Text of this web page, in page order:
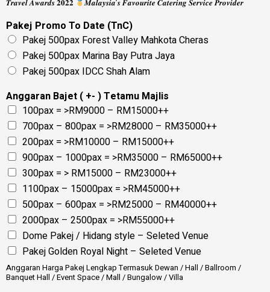
𝑻𝒓𝒂𝒗𝒆𝒍 𝑨𝒘𝒂𝒓𝒅𝒔 𝟐𝟎𝟐𝟐 𝑴𝒂𝒍𝒂𝒚𝒔𝒊𝒂’𝒔 𝑭𝒂𝒗𝒐𝒖𝒓𝒊𝒕𝒆 𝑪𝒂𝒕𝒆𝒓𝒊𝒏𝒈 𝑺𝒆𝒓𝒗𝒊𝒄𝒆 𝑷𝒓𝒐𝒗𝒊𝒅𝒆𝒓
Pakej Promo To Date (TnC)
Pakej 500pax Forest Valley Mahkota Cheras
Pakej 500pax Marina Bay Putra Jaya
Pakej 500pax IDCC Shah Alam
Anggaran Bajet ( +- ) Tetamu Majlis
100pax = >RM9000 – RM15000++
700pax – 800pax = >RM28000 – RM35000++
200pax = >RM10000 – RM15000++
900pax – 1000pax = >RM35000 – RM65000++
300pax = > RM15000 – RM23000++
1100pax – 15000pax = >RM45000++
500pax – 600pax = >RM25000 – RM40000++
2000pax – 2500pax = >RM55000++
Dome Pakej / Hidang style – Seleted Venue
Pakej Golden Royal Night – Seleted Venue
Anggaran Harga Pakej Lengkap Termasuk Dewan / Hall / Ballroom /
Banquet Hall / Event Space / Mall / Bungalow / Villa